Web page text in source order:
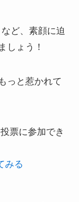
ど、素顔に迫
しょう！
っと惹かれて
票に参加でき
みる